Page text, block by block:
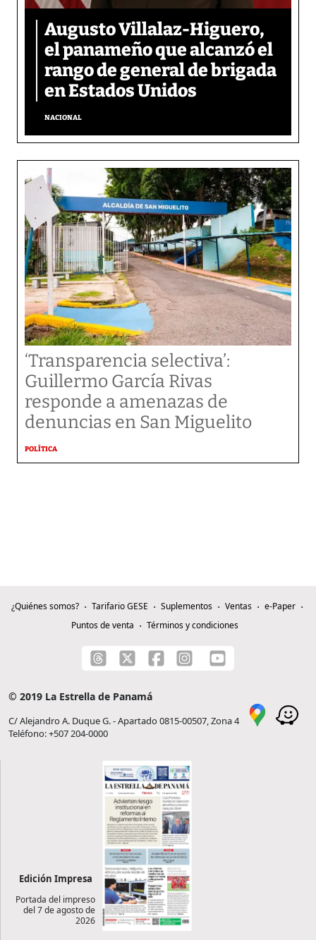
Augusto Villalaz-Higuero,
el panameño que alcanzó el
rango de general de brigada
en Estados Unidos
NACIONAL
‘Transparencia selectiva’:
Guillermo García Rivas
responde a amenazas de
denuncias en San Miguelito
POLÍTICA
¿Quiénes somos? Tarifario GESE Suplementos Ventas
e-Paper
Puntos de venta
Términos y condiciones
© 2019 La Estrella de Panamá
C/ Alejandro A. Duque G. - Apartado 0815-00507, Zona 4
Teléfono: +507 204-0000
Edición Impresa
Portada del impreso
del 7 de agosto de
2026